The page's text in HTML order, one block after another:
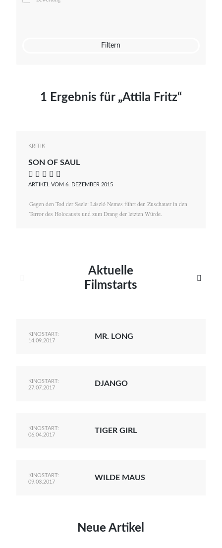
Mato von Vogelstein
Filtern
1 Ergebnis für „Attila Fritz“
KRITIK
SON OF SAUL
    
ARTIKEL VOM 6. DEZEMBER 2015
Gegen den Tod der Seele: László Nemes führt den Zuschauer in den
Terror des Holocausts und zum Drang der letzten Würde.
Aktuelle
Filmstarts

KINOSTART:
14.09.2017
MR. LONG
KINOSTART:
27.07.2017
DJANGO
KINOSTART:
06.04.2017
TIGER GIRL
KINOSTART:
09.03.2017
WILDE MAUS
Neue Artikel